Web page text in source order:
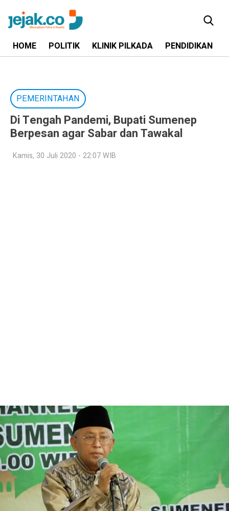
HOME POLITIK KLINIK PILKADA PENDIDIKAN
PEMERINTAHAN
Di Tengah Pandemi, Bupati Sumenep
Berpesan agar Sabar dan Tawakal
Kamis, 30 Juli 2020 - 22:07 WIB